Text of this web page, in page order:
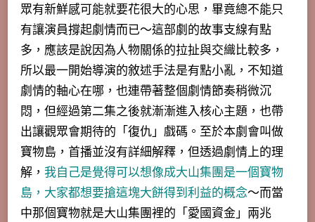
眾有新鮮感可能就要花很大的心思，畢竟總不能只
有讓演員撐起劇情而已～這部劇的故事支線有點
多，應該是說因為人物關係的拉扯與交織比較多，
所以最一開始導演的敘述手法是有點小亂，不知道
劇情的軸心在哪 ，也連帶著整個劇情節奏稍微沉
悶，但經過第二集之後就漸漸進入核心主題，也帶
出讓觀眾會期待的「復仇」戲碼。至於本劇會叫做
寶物島，首播並沒有詳細解釋，但透過劇情上的理
解， 我自己是覺得可以想像成大山集團是一個寶物
島，大家都想要搶這塊大餅得到利益的概念～而當
中那個寶物就是大山集團裡的「愛國資金」兩兆